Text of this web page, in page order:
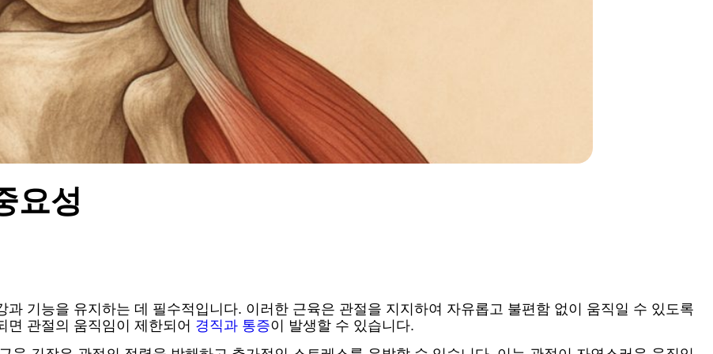
요성
기능을 유지하는 데 필수적입니다. 이러한 근육은 관절을 지지하여 자유롭고 불편함 없이 움직일 수 있도록
관절의 움직임이 제한되어 경직과 통증이 발생할 수 있습니다.